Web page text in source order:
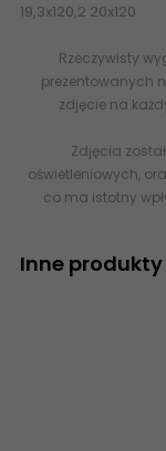
19,3x120,2 20x120
Rzeczywisty
prezentowanych
zdjęcie na
Zdjęcia
oświetleniowych,
co ma istotny
Inne